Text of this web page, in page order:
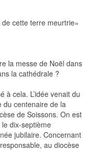
de cette terre meurtrie»
la messe de Noël dans
la cathédrale ?
à cela. L’idée venait du
du centenaire de la
de Soissons. On est
dix-septième
jubilaire. Concernant
au diocèse